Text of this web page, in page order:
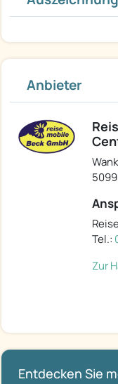
Anbieter
Tel.:
Zur
Entdecken Sie